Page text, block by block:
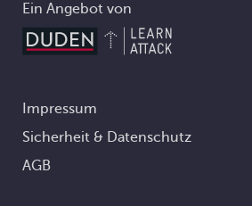
Ein Angebot von
Footer
Impressum
Sicherheit & Datenschutz
AGB